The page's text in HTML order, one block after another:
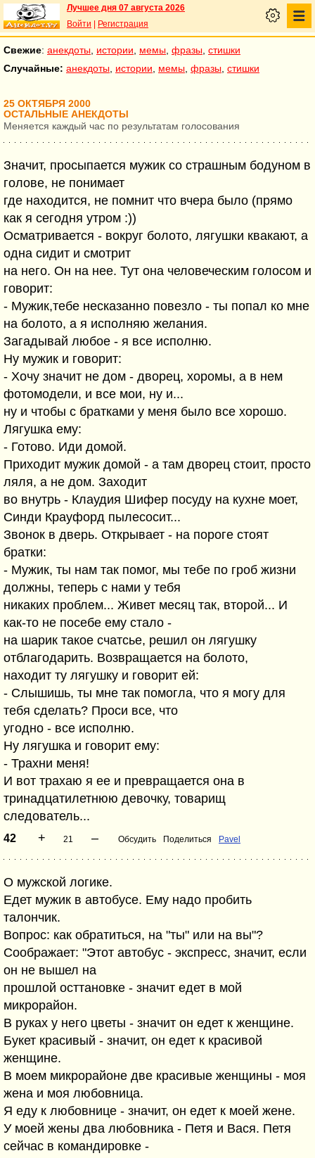
Лучшее дня 07 августа 2026
Войти
Регистрация
Свежие: анекдоты истории мемы фразы стишки
Случайные: анекдоты истории мемы фразы стишки
25 ОКТЯБРЯ 2000
ОСТАЛЬНЫЕ АНЕКДОТЫ
Меняется каждый час по результатам голосования
Значит, просыпается мужик со страшным бодуном в
голове, не понимает
где находится, не помнит что вчера было (прямо
как я сегодня утром :))
Осматривается - вокруг болото, лягушки квакают, а
одна сидит и смотрит
на него. Он на нее. Тут она человеческим голосом и
говорит:
- Мужик,тебе несказанно повезло - ты попал ко мне
на болото, а я исполняю желания.
Загадывай любое - я все исполню.
Ну мужик и говорит:
- Хочу значит не дом - дворец, хоромы, а в нем
фотомодели, и все мои, ну и...
ну и чтобы с братками у меня было все хорошо.
Лягушка ему:
- Готово. Иди домой.
Приходит мужик домой - а там дворец стоит, просто
ляля, а не дом. Заходит
во внутрь - Клаудия Шифер посуду на кухне моет,
Синди Крауфорд пылесосит...
Звонок в дверь. Открывает - на пороге стоят
братки:
- Мужик, ты нам так помог, мы тебе по гроб жизни
должны, теперь с нами у тебя
никаких проблем... Живет месяц так, второй... И
как-то не посебе ему стало -
на шарик такое счатсье, решил он лягушку
отблагодарить. Возвращается на болото,
находит ту лягушку и говорит ей:
- Слышишь, ты мне так помогла, что я могу для
тебя сделать? Проси все, что
угодно - все исполню.
Ну лягушка и говорит ему:
- Трахни меня!
И вот трахаю я ее и превращается она в
тринадцатилетнюю девочку, товарищ
следователь...
42 + 21 – Обсудить Поделиться Pavel
О мужской логике.
Едет мужик в автобусе. Ему надо пробить
талончик.
Вопрос: как обратиться, на "ты" или на вы"?
Соображает: "Этот автобус - экспресс, значит, если
он не вышел на
прошлой осттановке - значит едет в мой
микрорайон.
В руках у него цветы - значит он едет к женщине.
Букет красивый - значит, он едет к красивой
женщине.
В моем микрорайоне две красивые женщины - моя
жена и моя любовница.
Я еду к любовнице - значит, он едет к моей жене.
У моей жены два любовника - Петя и Вася. Петя
сейчас в командировке -